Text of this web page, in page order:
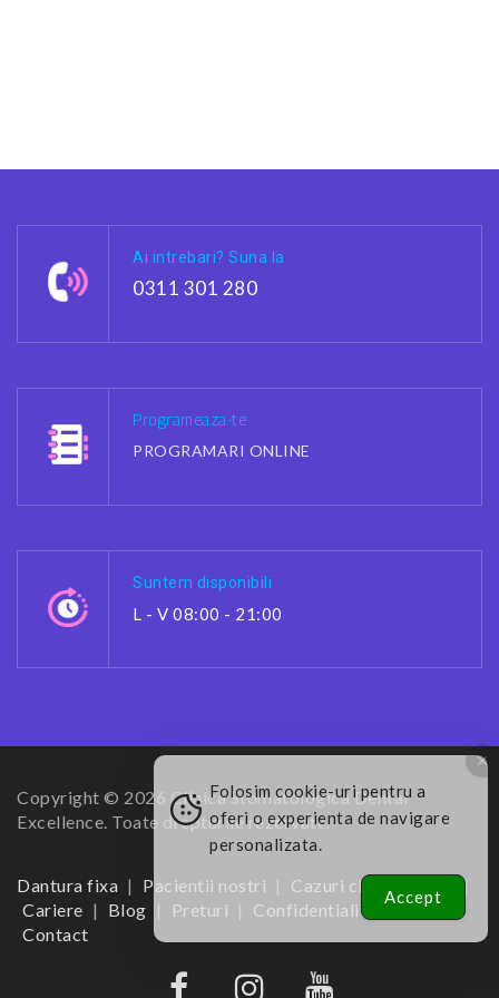
Ai intrebari? Suna la
0311 301 280
Programeaza-te
PROGRAMARI ONLINE
Suntem disponibili
L - V 08:00 - 21:00
Copyright © 2026 Clinica Stomatologica Dental
Excellence. Toate drepturile rezervate.
Dantura fixa Pacientii nostri
Cazuri clinice – foto
Cariere
Blog Preturi
Confidentialitate
Contact
Folosim cookie-uri pentru a
oferi o experienta de navigare
personalizata.
Accept